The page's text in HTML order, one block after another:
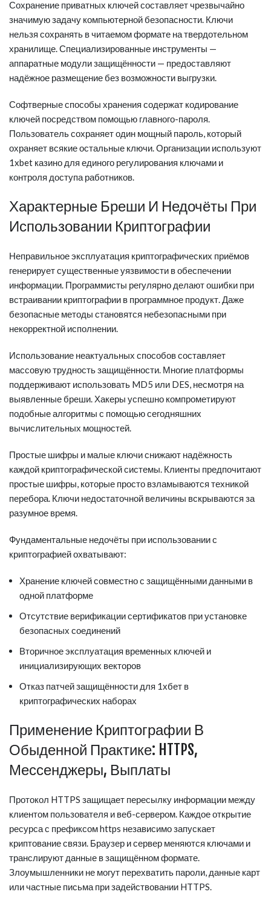
Сохранение приватных ключей составляет чрезвычайно
значимую задачу компьютерной безопасности. Ключи
нельзя сохранять в читаемом формате на твердотельном
хранилище. Специализированные инструменты —
аппаратные модули защищённости — предоставляют
надёжное размещение без возможности выгрузки.
Софтверные способы хранения содержат кодирование
ключей посредством помощью главного-пароля.
Пользователь сохраняет один мощный пароль, который
охраняет всякие остальные ключи. Организации используют
1xbet казино для единого регулирования ключами и
контроля доступа работников.
Характерные Бреши И Недочёты При
Использовании Криптографии
Неправильное эксплуатация криптографических приёмов
генерирует существенные уязвимости в обеспечении
информации. Программисты регулярно делают ошибки при
встраивании криптографии в программное продукт. Даже
безопасные методы становятся небезопасными при
некорректной исполнении.
Использование неактуальных способов составляет
массовую трудность защищённости. Многие платформы
поддерживают использовать MD5 или DES, несмотря на
выявленные бреши. Хакеры успешно компрометируют
подобные алгоритмы с помощью сегодняшних
вычислительных мощностей.
Простые шифры и малые ключи снижают надёжность
каждой криптографической системы. Клиенты предпочитают
простые шифры, которые просто взламываются техникой
перебора. Ключи недостаточной величины вскрываются за
разумное время.
Фундаментальные недочёты при использовании с
криптографией охватывают:
Хранение ключей совместно с защищёнными данными в
одной платформе
Отсутствие верификации сертификатов при установке
безопасных соединений
Вторичное эксплуатация временных ключей и
инициализирующих векторов
Отказ патчей защищённости для 1хбет в
криптографических наборах
Применение Криптографии В
Обыденной Практике: HTTPS,
Мессенджеры, Выплаты
Протокол HTTPS защищает пересылку информации между
клиентом пользователя и веб-сервером. Каждое открытие
ресурса с префиксом https независимо запускает
криптование связи. Браузер и сервер меняются ключами и
транслируют данные в защищённом формате.
Злоумышленники не могут перехватить пароли, данные карт
или частные письма при задействовании HTTPS.